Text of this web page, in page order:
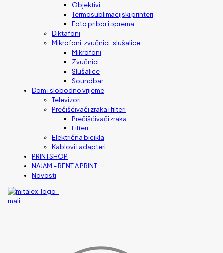
Objektivi
Termosublimacijski printeri
Foto pribor i oprema
Diktafoni
Mikrofoni, zvučnici i slušalice
Mikrofoni
Zvučnici
Slušalice
Soundbar
Dom i slobodno vrijeme
Televizori
Prečišćivači zraka i filteri
Prečišćivači zraka
Filteri
Električna bicikla
Kablovi i adapteri
PRINTSHOP
NAJAM – RENT A PRINT
Novosti